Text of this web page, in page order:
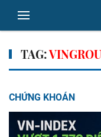
TAG:
CHỨNG KHOÁN